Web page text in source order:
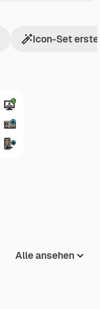
Icon-Set
Alle ansehen